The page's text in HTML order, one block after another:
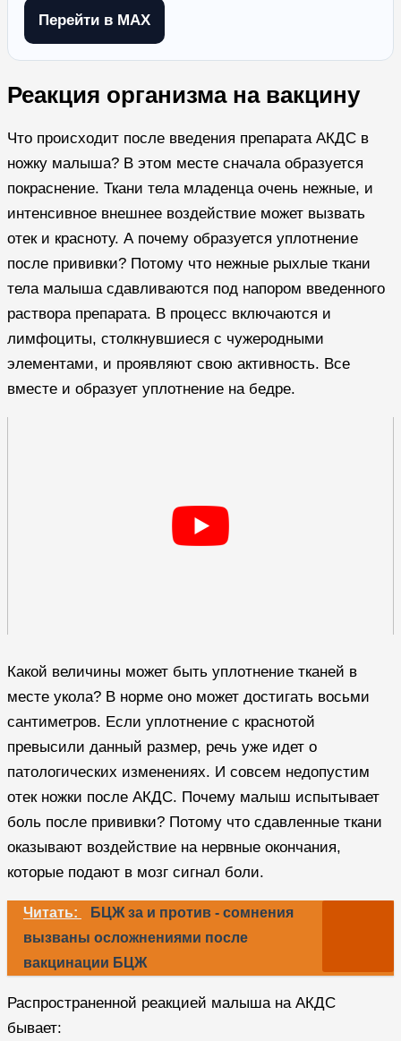
Перейти в MAX
Реакция организма на вакцину
Что происходит после введения препарата АКДС в
ножку малыша? В этом месте сначала образуется
покраснение. Ткани тела младенца очень нежные, и
интенсивное внешнее воздействие может вызвать
отек и красноту. А почему образуется уплотнение
после прививки? Потому что нежные рыхлые ткани
тела малыша сдавливаются под напором введенного
раствора препарата. В процесс включаются и
лимфоциты, столкнувшиеся с чужеродными
элементами, и проявляют свою активность. Все
вместе и образует уплотнение на бедре.
Какой величины может быть уплотнение тканей в
месте укола? В норме оно может достигать восьми
сантиметров. Если уплотнение с краснотой
превысили данный размер, речь уже идет о
патологических изменениях. И совсем недопустим
отек ножки после АКДС. Почему малыш испытывает
боль после прививки? Потому что сдавленные ткани
оказывают воздействие на нервные окончания,
которые подают в мозг сигнал боли.
Читать:
БЦЖ за и против - сомнения
вызваны осложнениями после
вакцинации БЦЖ
Распространенной реакцией малыша на АКДС
бывает: